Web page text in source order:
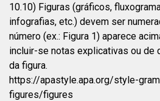
10.10) Figuras (gráficos,
infografias, etc.) devem ser
número (ex.: Figura 1) aparece
incluir-se notas explicativas ou de
da figura.
https://apastyle.apa.org/style-
figures/figures